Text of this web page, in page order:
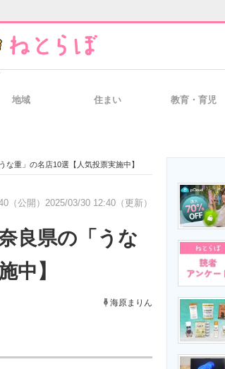
経営リーダーのコミュニティ
技術・比較・事例 製造業のIT導入・活用を支援
エネルギーの専門メディア
地域 住まい 教育・育児
重」の名店10選【人気投票実施中】
（公開） 2025/03/30 12:40（更新）
良県の「うな
中】
海原まりん